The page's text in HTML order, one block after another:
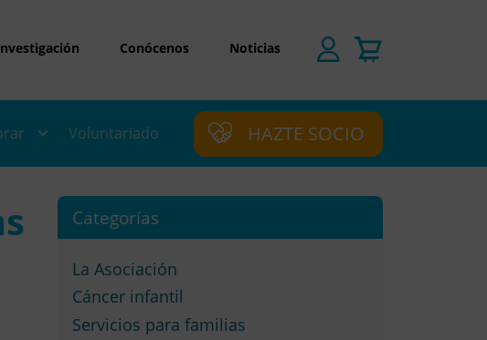
Conócenos Noticias
Voluntariado HAZTE SOCIO
Categorías
La Asociación
Cáncer infantil
Servicios para familias